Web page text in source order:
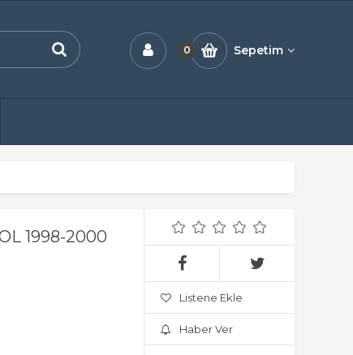
0 Sepetim
1998-2000
Listene Ekle
Haber Ver